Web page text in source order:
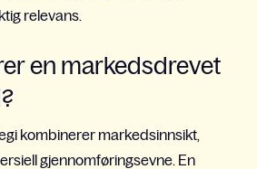
relevans.
en markedsdrevet
kombinerer markedsinnsikt,
gjennomføringsevne. En